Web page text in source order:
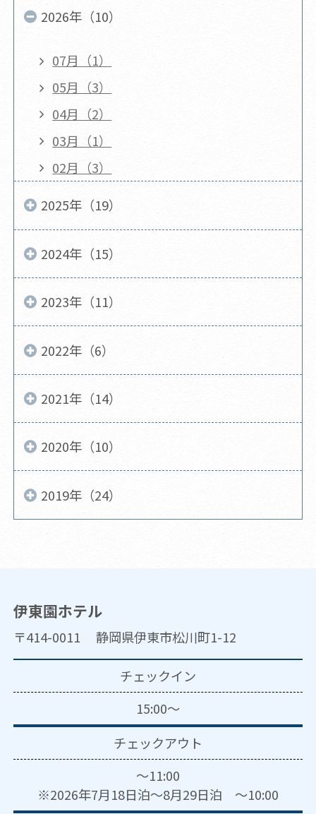
2026年（10）
07月（1）
05月（3）
04月（2）
03月（1）
02月（3）
2025年（19）
2024年（15）
2023年（11）
2022年（6）
2021年（14）
2020年（10）
2019年（24）
伊東園ホテル
〒414-0011 静岡県伊東市松川町1-12
チェックイン
15:00～
チェックアウト
～11:00
※2026年7月18日泊～8月29日泊 ～10:00